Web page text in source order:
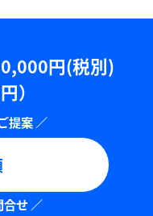
円(税別)
）